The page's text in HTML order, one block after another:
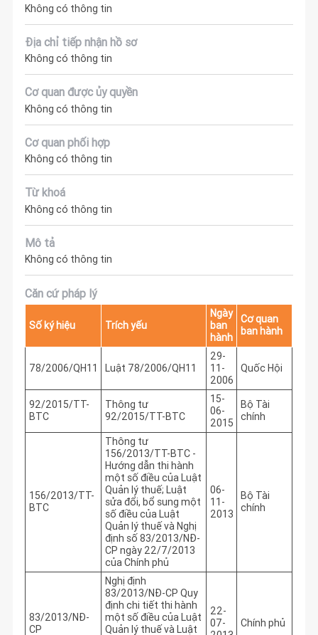
Không có thông tin
Địa chỉ tiếp nhận hồ sơ
Không có thông tin
Cơ quan được ủy quyền
Không có thông tin
Cơ quan phối hợp
Không có thông tin
Từ khoá
Không có thông tin
Mô tả
Không có thông tin
Căn cứ pháp lý
Số ký hiệu Trích yếu
Ngày
ban
hành
Cơ quan
ban hành
78/2006/QH11 Luật 78/2006/QH11
29-
11-
2006
Quốc Hội
92/2015/TT-
BTC
Thông tư
92/2015/TT-BTC
15-
06-
2015
Bộ Tài
chính
156/2013/TT-
BTC
Thông tư
156/2013/TT-BTC -
Hướng dẫn thi hành
một số điều của Luật
Quản lý thuế; Luật
sửa đổi, bổ sung một
số điều của Luật
Quản lý thuế và Nghị
định số 83/2013/NĐ-
CP ngày 22/7/2013
của Chính phủ
06-
11-
2013
Bộ Tài
chính
83/2013/NĐ-
CP
Nghị định
83/2013/NĐ-CP Quy
định chi tiết thi hành
một số điều của Luật
Quản lý thuế và Luật
22-
07-
Chính phủ